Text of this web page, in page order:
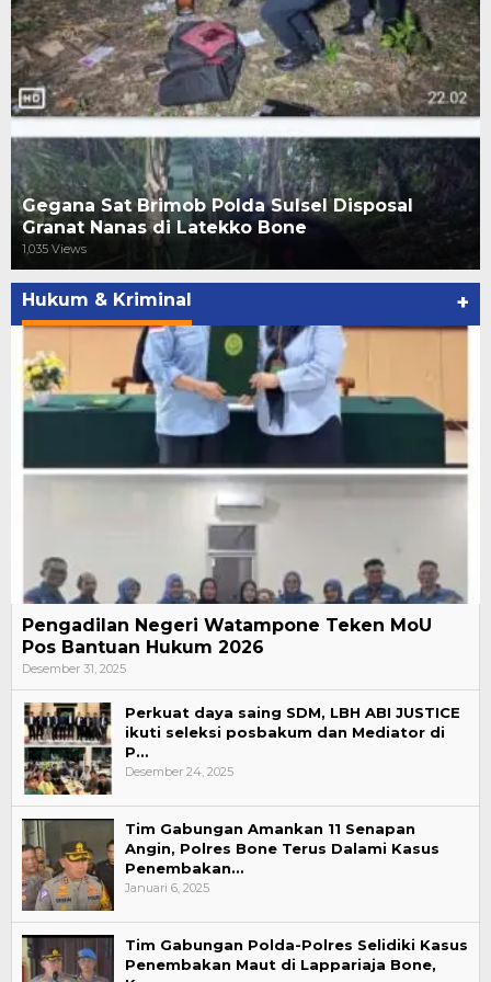
Gegana Sat Brimob Polda Sulsel Disposal
Granat Nanas di Latekko Bone
1,035 Views
Hukum & Kriminal +
Pengadilan Negeri Watampone Teken MoU
Pos Bantuan Hukum 2026
Desember 31, 2025
Perkuat daya saing SDM, LBH ABI JUSTICE
ikuti seleksi posbakum dan Mediator di
P…
Desember 24, 2025
Tim Gabungan Amankan 11 Senapan
Angin, Polres Bone Terus Dalami Kasus
Penembakan…
Januari 6, 2025
Tim Gabungan Polda-Polres Selidiki Kasus
Penembakan Maut di Lappariaja Bone,